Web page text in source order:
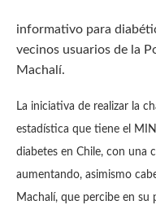
informativo para
vecinos usuarios de la
Machalí.
La iniciativa de realizar la
estadística que tiene el
diabetes en Chile, con una
aumentando, asimismo
Machalí, que percibe en su